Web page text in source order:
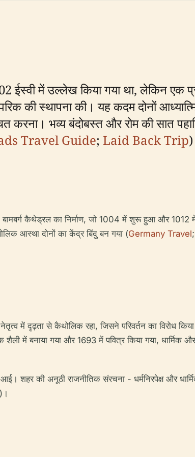
ईस्वी में उल्लेख किया गया था, लेकिन एक
की स्थापना की। यह कदम दोनों
करना। भव्य बंदोबस्त और रोम की सात
Travel Guide; Laid Back Trip
बामबर्ग कैथेड्रल का निर्माण, जो 1004 में शुरू हुआ और 1012
आस्था दोनों का केंद्र बिंदु बन गया (Germany Travel;
में दृढ़ता से कैथोलिक रहा, जिसने परिवर्तन का विरोध
में बनाया गया और 1693 में पवित्र किया गया, धार्मिक
शहर की अनूठी राजनीतिक संरचना - धर्मनिरपेक्ष और
)।